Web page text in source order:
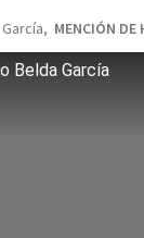
MENCIÓN DE
Belda García